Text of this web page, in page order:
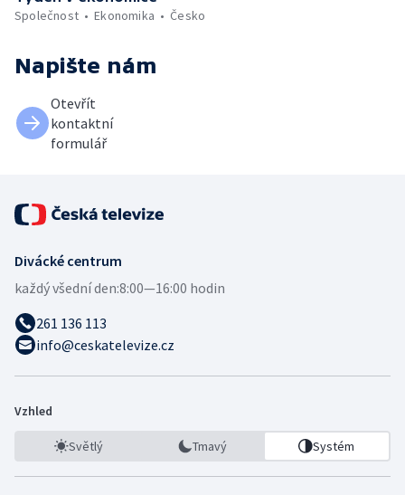
Společnost
Ekonomika Česko
Napište nám
Otevřít
kontaktní
formulář
Divácké centrum
každý všední den:8:00—16:00 hodin
261 136 113
info@ceskatelevize.cz
Vzhled
Světlý Tmavý Systém